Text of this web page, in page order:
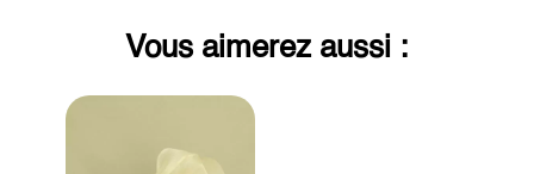
Vous aimerez aussi :